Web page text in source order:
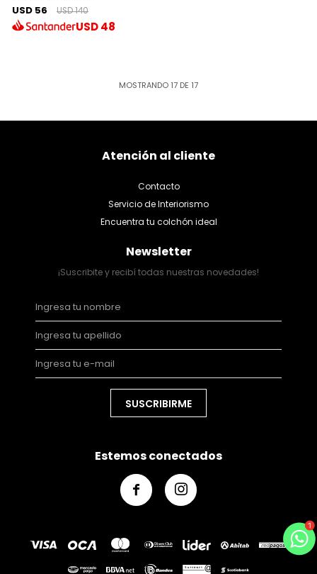
USD 56 USD 140
USD48
MOSTRANDO 17 DE 17
Atención al cliente
Contacto
Servicio de Interiorismo
Encuentra tu colchón ideal
Newsletter
¡Suscribite y recibí todas nuestras novedades!
SUSCRIBIRME
Estemos conectados
 